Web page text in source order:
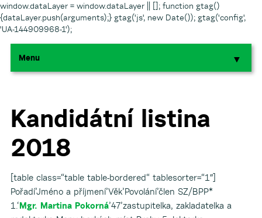
window.dataLayer = window.dataLayer || []; function gtag()
{dataLayer.push(arguments);} gtag('js', new Date()); gtag('config',
'UA-144909968-1');
Menu ▼
▼
Kandidátní listina
2018
[table class=“table table-bordered“ tablesorter=“1″]
Pořadí’Jméno a příjmení’Věk’Povolání’člen SZ/BPP*
1.‘Mgr. Martina Pokorná’47’zastupitelka, zakladatelka a